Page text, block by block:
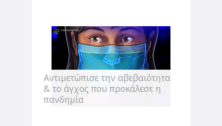
Αντιμετώπισε την αβεβαιότητα
& το άγχος που προκάλεσε η
πανδημία